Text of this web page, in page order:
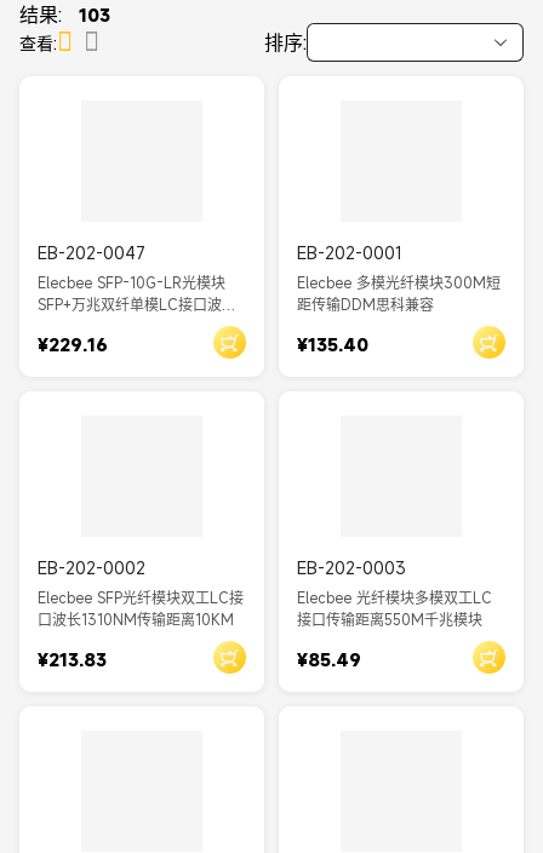
结果:
103
查看:
排序:
EB-202-0047
Elecbee SFP-10G-LR光模块
SFP+万兆双纤单模LC接口波长
¥229.16
EB-202-0001
Elecbee 多模光纤模块300M短
距传输DDM思科兼容
¥135.40
EB-202-0002
Elecbee SFP光纤模块双工LC接
口波长1310NM传输距离10KM
¥213.83
EB-202-0003
Elecbee 光纤模块多模双工LC
接口传输距离550M千兆模块
¥85.49